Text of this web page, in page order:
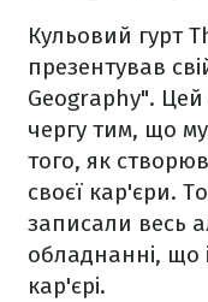
Кульовий гурт
презентував
Geography".
чергу тим, що
того, як
своєї кар'єри.
записали весь
обладнанні, що
кар'єрі.